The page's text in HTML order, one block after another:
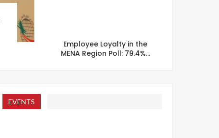
Employee Loyalty in the
MENA Region Poll: 79.4%…
EVENTS